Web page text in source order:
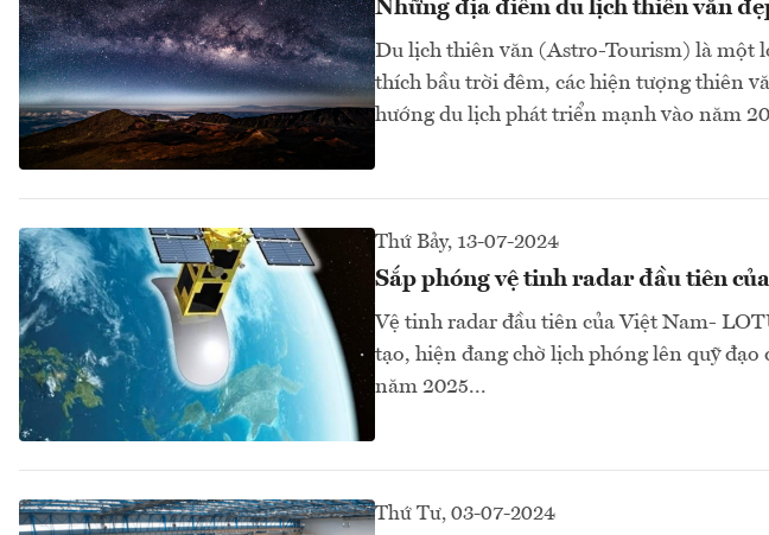
Những địa điểm du lịch thiên văn
Du lịch thiên văn (Astro-Tourism) là một
thích bầu trời đêm, các hiện tượng thiên
hướng du lịch phát triển mạnh vào năm
Thứ Bảy, 13-07-2024
Sắp phóng vệ tinh radar đầu tiên
Vệ tinh radar đầu tiên của Việt Nam-
tạo, hiện đang chờ lịch phóng lên quỹ
năm 2025...
Thứ Tư, 03-07-2024